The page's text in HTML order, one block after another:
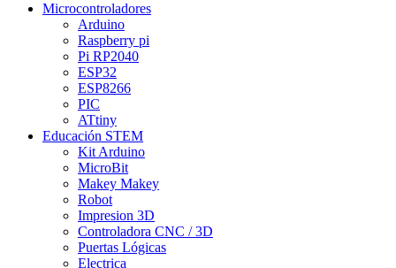
Microcontroladores
Arduino
Raspberry pi
Pi RP2040
ESP32
ESP8266
PIC
ATtiny
Educación STEM
Kit Arduino
MicroBit
Makey Makey
Robot
Impresion 3D
Controladora CNC / 3D
Puertas Lógicas
Electrica